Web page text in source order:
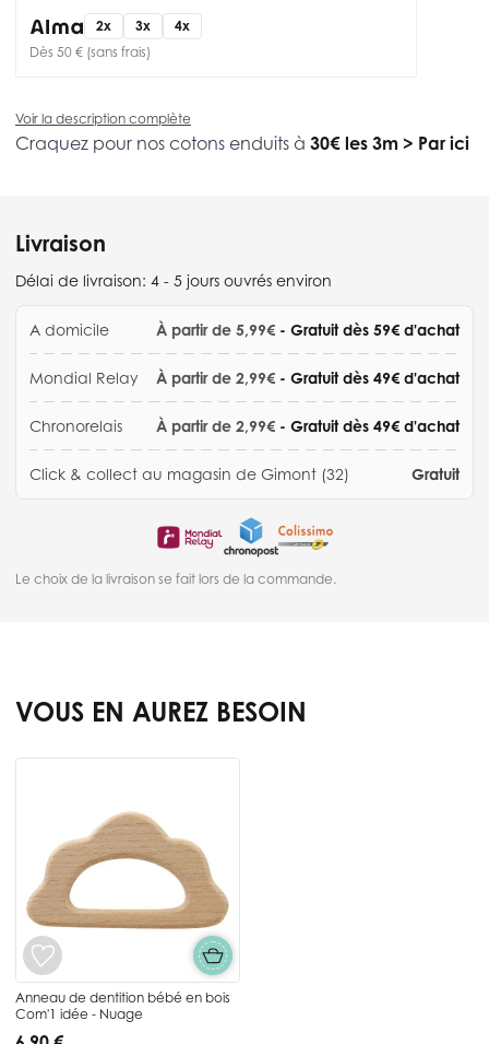
2x 3x
4x
Dès 50 € (sans frais)
Voir la description complète
Craquez pour nos cotons enduits à 30€ les 3m > Par ici
Livraison
Délai de livraison: 4 - 5 jours ouvrés environ
A domicile À partir de 5,99€ - Gratuit dès 59€ d'achat
Mondial Relay À partir de 2,99€ - Gratuit dès 49€ d'achat
Chronorelais À partir de 2,99€ - Gratuit dès 49€ d'achat
Click & collect au magasin de Gimont (32) Gratuit
Le choix de la livraison se fait lors de la commande.
VOUS EN AUREZ BESOIN
Press to skip carousel
Anneau de dentition bébé en bois
Com'1 idée - Nuage